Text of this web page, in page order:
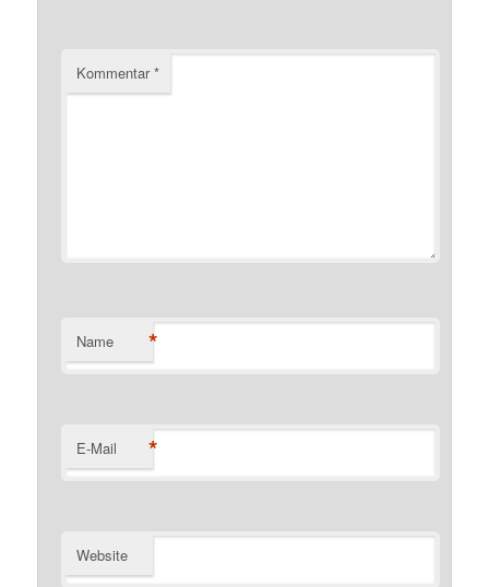
Kommentar*
Name *
E-Mail *
Website